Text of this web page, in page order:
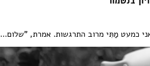
כמעט מַתִּי מרוב התרגשות. אמרת, "שלום...